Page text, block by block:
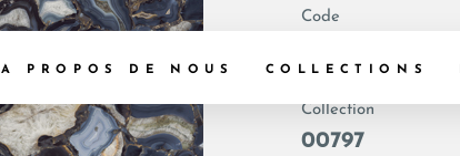
A PROPOS DE NOUS COLLECTIONS
Code
Collection
00797